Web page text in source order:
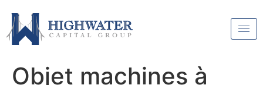
Objet machines à